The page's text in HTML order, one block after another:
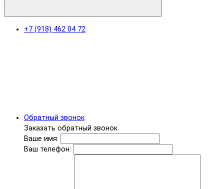
+7 (918) 462 04 72
Обратный звонок
Заказать обратный звонок
Ваше имя:
Ваш телефон: